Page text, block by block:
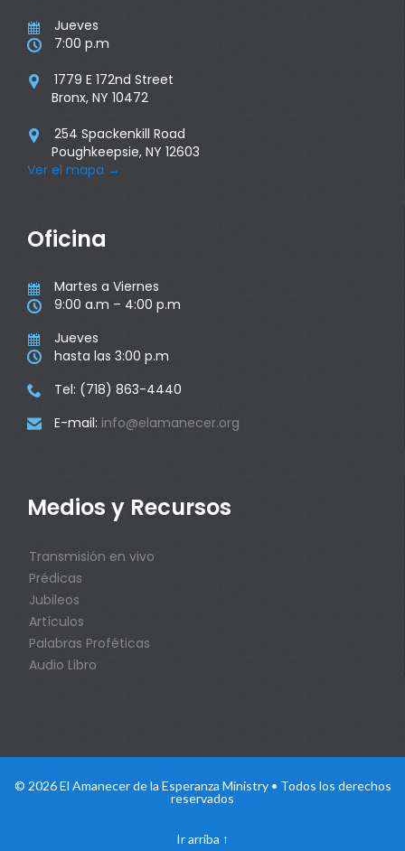
 Jueves
 7:00 p.m

1779 E 172nd Street
Bronx, NY 10472

254 Spackenkill Road
Poughkeepsie, NY 12603
Ver el mapa →
Oficina
 Martes a Viernes
 9:00 a.m – 4:00 p.m
 Jueves
 hasta las 3:00 p.m
 Tel: (718) 863-4440
 E-mail: info@elamanecer.org
Medios y Recursos
Transmisión en vivo
Prédicas
Jubileos
Artículos
Palabras Proféticas
Audio Libro
© 2026 El Amanecer de la Esperanza Ministry • Todos los derechos
reservados
Ir arriba ↑